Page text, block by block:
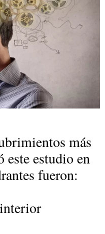
más
estudio en
fueron: